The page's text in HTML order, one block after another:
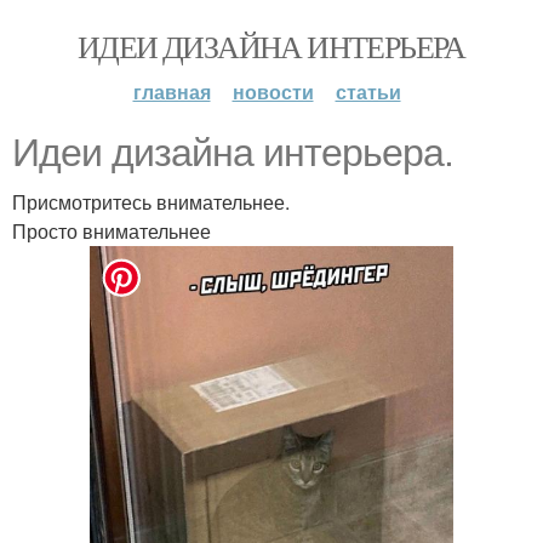
ИДЕИ ДИЗАЙНА ИНТЕРЬЕРА
главная новости статьи
Идеи дизайна интерьера.
Присмотритесь внимательнее.
Просто внимательнее